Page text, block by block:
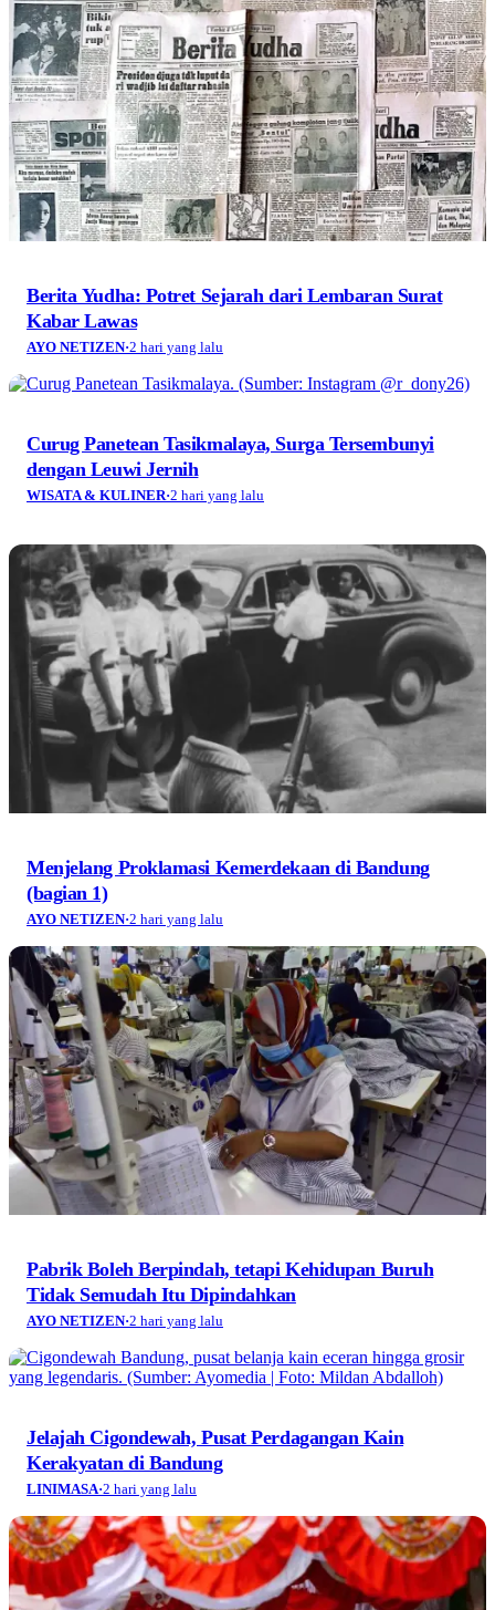
Berita Yudha: Potret Sejarah dari Lembaran Surat
Kabar Lawas
AYO NETIZEN·2 hari yang lalu
Curug Panetean Tasikmalaya, Surga Tersembunyi
dengan Leuwi Jernih
WISATA & KULINER·2 hari yang lalu
Menjelang Proklamasi Kemerdekaan di Bandung
(bagian 1)
AYO NETIZEN·2 hari yang lalu
Pabrik Boleh Berpindah, tetapi Kehidupan Buruh
Tidak Semudah Itu Dipindahkan
AYO NETIZEN·2 hari yang lalu
Jelajah Cigondewah, Pusat Perdagangan Kain
Kerakyatan di Bandung
LINIMASA·2 hari yang lalu